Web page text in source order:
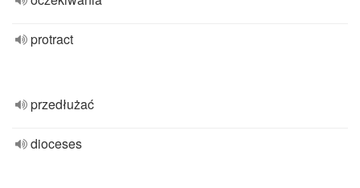
protract
przedłużać
dioceses